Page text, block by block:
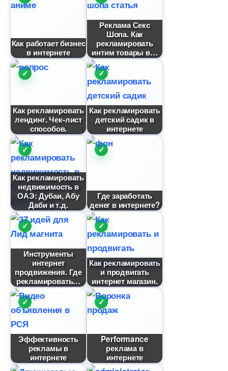
Как работает бизнес
интернете
Реклама Секс
Шопа. Как
рекламировать
интим товары
Как рекламировать
лендинг. Чек-лист
способов.
Как рекламировать
детский садик
интернете
Как рекламировать
недвижимость
ОАЭ: Дубаи, Абу
Даби и т.д.
Где заработать
денег в интернете?
Инструменты
интернет
продвижения. Где
рекламировать
Как рекламировать
и продвигать
интернет магазин.
Эффективность
рекламы
интернете
Performance
реклама
интернете